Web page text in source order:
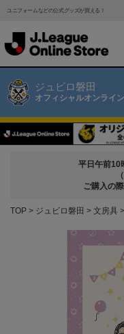
ユニフォームなどの公式グッズが買える！
ジュビロ磐田
オフィシャルオンライ
平日午前10
ご購入の
TOP ジュビロ磐田 文房具